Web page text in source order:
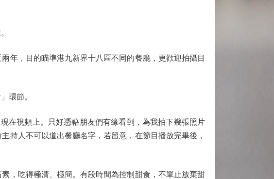
，目的瞄準港九新界十八區不同的餐廳，更歡迎拍攝目
環節。
視頻上。只好憑藉朋友們有緣看到，為我拍下幾張照片
持人不可以道出餐廳名字，若留意，在節目播放完畢後，
吃得極清、極簡。有段時間為控制甜食，不單止放棄甜